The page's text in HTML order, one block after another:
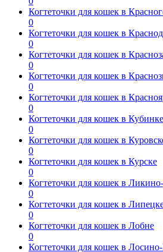
Когтеточки для кошек в
0
Когтеточки для кошек в
0
Когтеточки для кошек в
0
Когтеточки для кошек в
0
Когтеточки для кошек в
0
Когтеточки для кошек в Кубинке
0
Когтеточки для кошек в
0
Когтеточки для кошек в Курске
0
Когтеточки для кошек в
0
Когтеточки для кошек в
0
Когтеточки для кошек в Лобне
0
Когтеточки для кошек в